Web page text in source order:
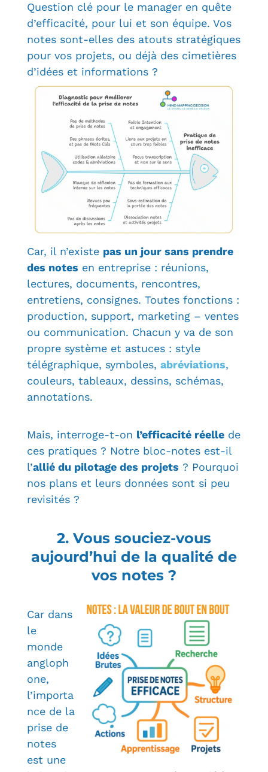
Question clé pour le manager en quête
d’efficacité, pour lui et son équipe. Vos
notes sont-elles des atouts stratégiques
pour vos projets, ou déjà des cimetières
d’idées et informations ?
Car, il n’existe pas un jour sans prendre
des notes en entreprise : réunions,
lectures, documents, rencontres,
entretiens, consignes. Toutes fonctions :
production, support, marketing – ventes
ou communication. Chacun y va de son
propre système et astuces : style
télégraphique, symboles, abréviations,
couleurs, tableaux, dessins, schémas,
annotations.
Mais, interroge-t-on l’efficacité réellede
ces pratiques ? Notre bloc-notes est-il
l’allié du pilotage des projets ? Pourquoi
nos plans et leurs données sont si peu
revisités ?
2. Vous souciez-vous
aujourd’hui de la qualité de
vos notes ?
Car dans
le
monde
angloph
one,
l’importa
nce de la
prise de
notes
est une